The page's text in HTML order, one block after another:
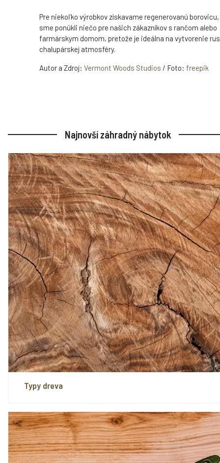
Pre niekoľko výrobkov získavame regenerovanú
sme ponúkli niečo pre našich zákazníkov s rančom alebo
farmárskym domom, pretože je ideálna na vytvorenie
chalupárskej atmosféry.
Autor a Zdroj: Vermont Woods Studios / Foto: freepik
Najnovší záhradný nábytok
Typy dreva